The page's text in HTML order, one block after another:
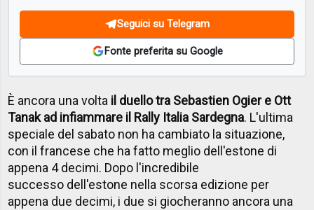
Seguici su Telegram
Fonte preferita su Google
È ancora una volta il duello tra Sebastien Ogier e Ott
Tanak ad infiammare il Rally Italia Sardegna. L'ultima
speciale del sabato non ha cambiato la situazione,
con il francese che ha fatto meglio dell'estone di
appena 4 decimi. Dopo l'incredibile
successo dell'estone nella scorsa edizione per
appena due decimi, i due si giocheranno ancora una